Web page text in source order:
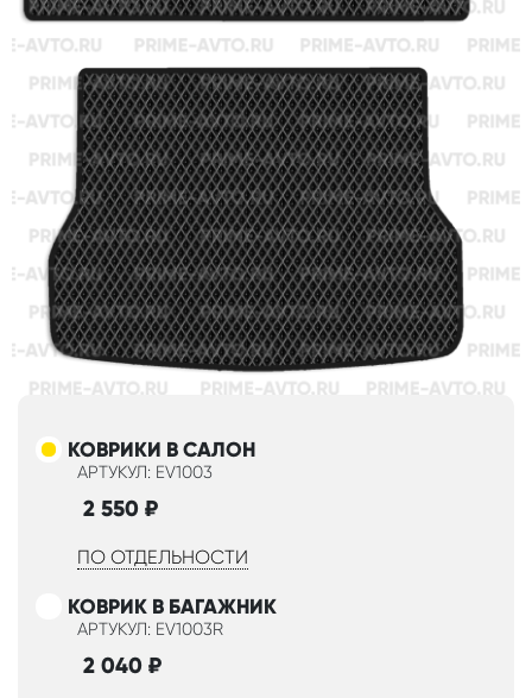
КОВРИКИ В САЛОН
АРТУКУЛ: EV1003
2 550 ₽
ПО ОТДЕЛЬНОСТИ
КОВРИК В БАГАЖНИК
АРТУКУЛ: EV1003R
2 040 ₽